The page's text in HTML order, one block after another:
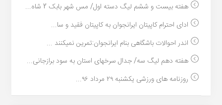
هفته بیست و ششم لیگ دسته اول/ مس شهر بابک 2 شاه...
ادای احترام کاپیتان ایرانجوان به کاپیتان فقید و سا...
اندر احوالات باشگاهی بنام ایرانجوان:تمرین نمیکنند ...
هفته دهم لیگ سه/ جدال سرخهای استان به سود برازجانی...
روزنامه های ورزشی یکشنبه ۲۹ مرداد ۹۶...